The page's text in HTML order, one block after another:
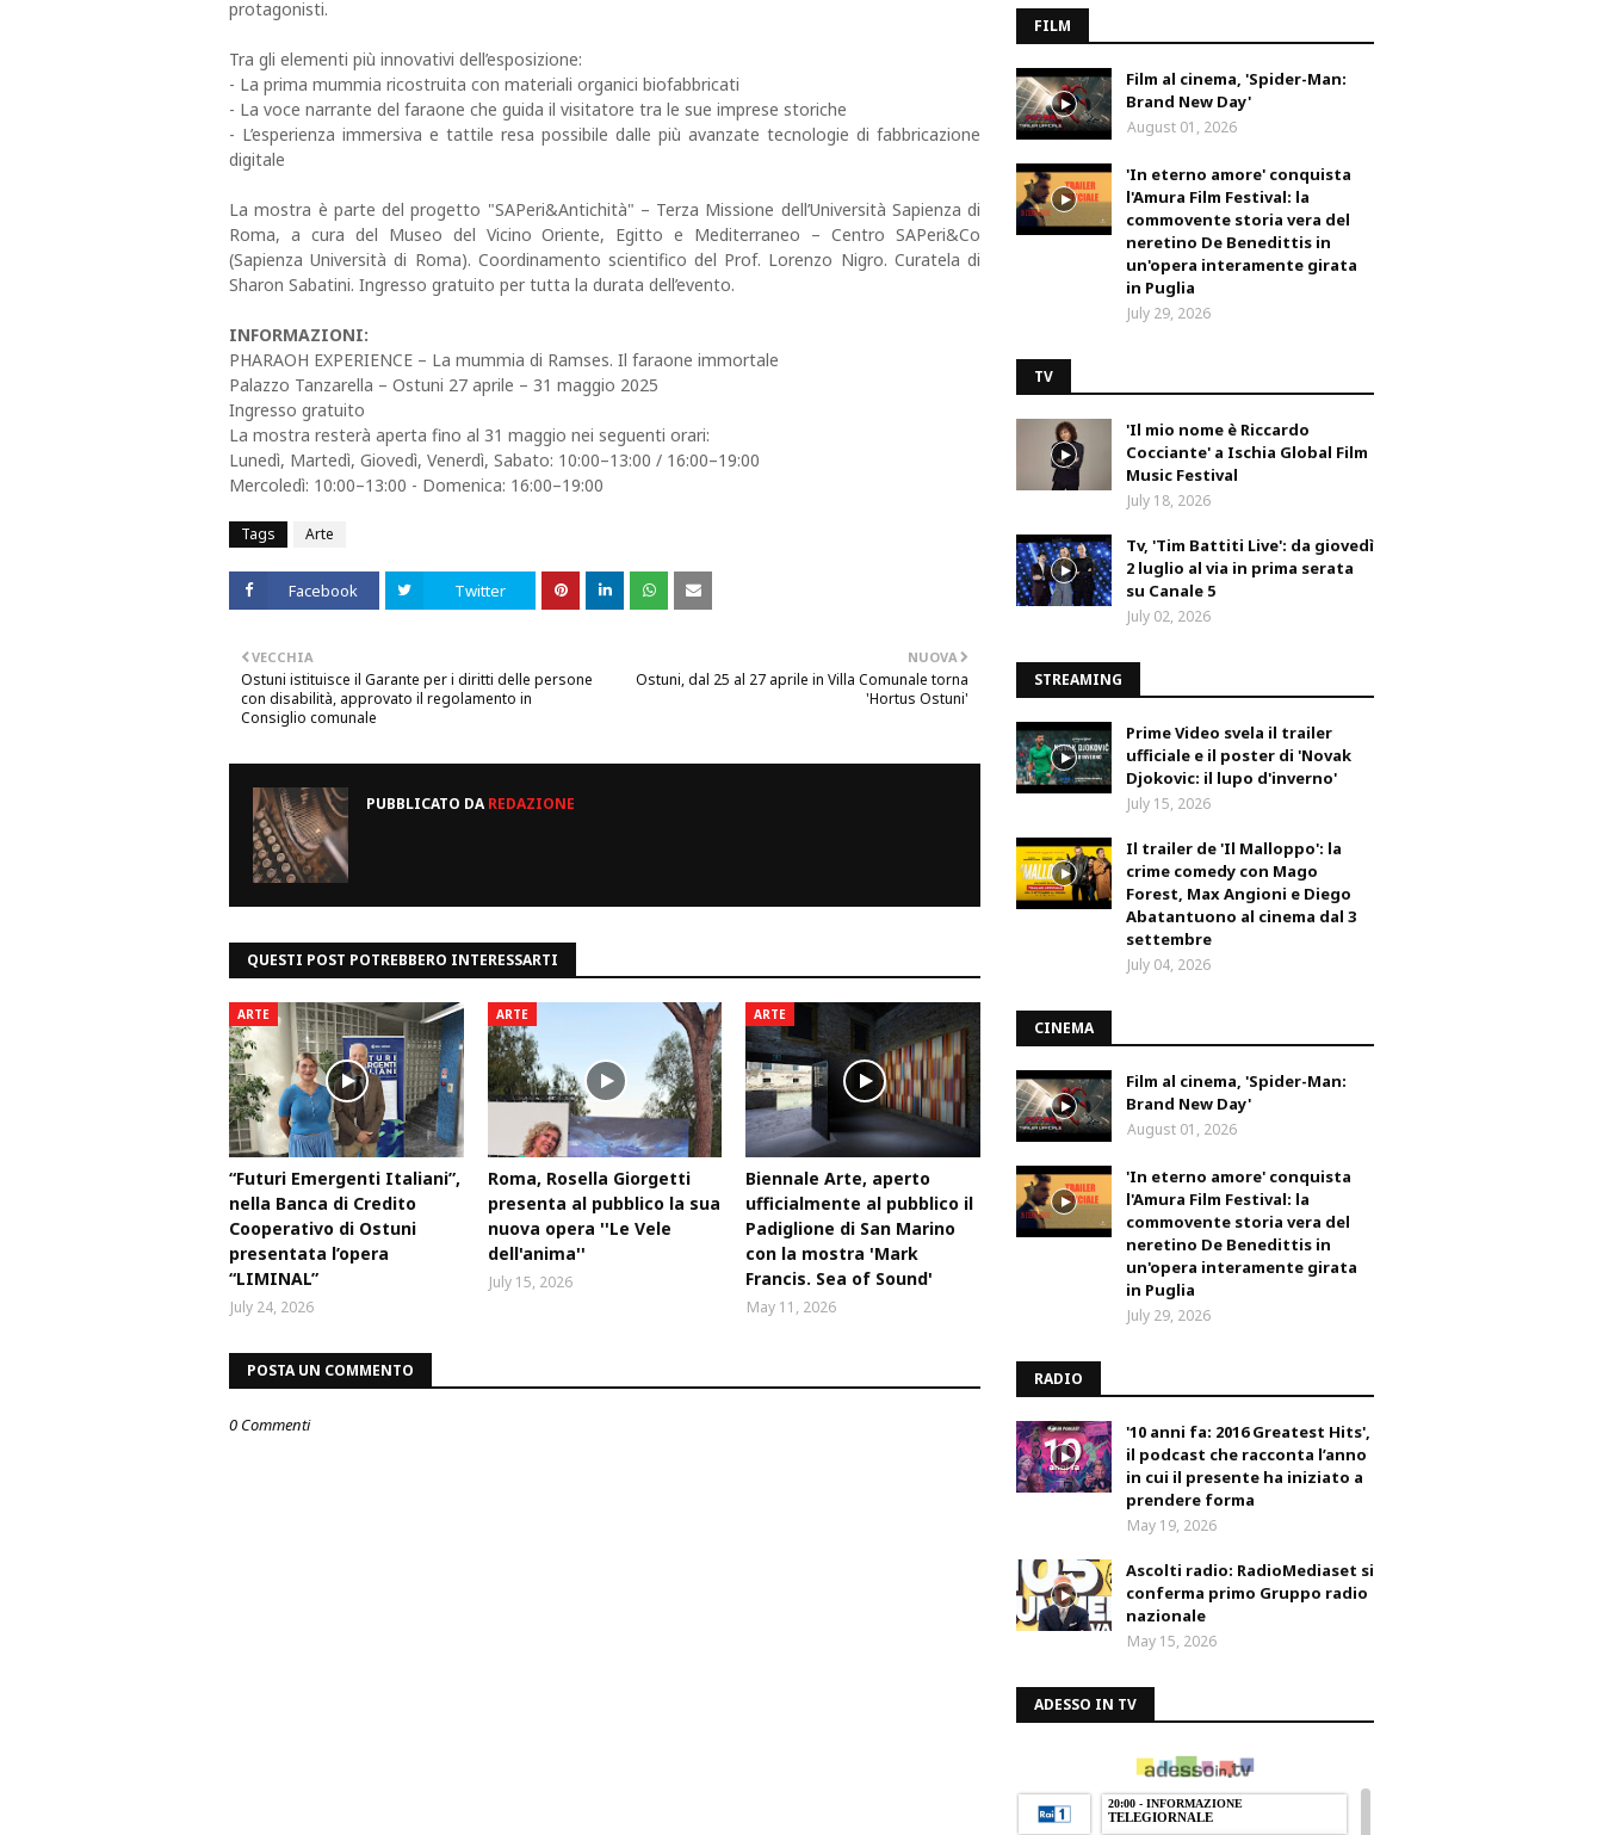
protagonisti.
Tra gli elementi più innovativi dell’esposizione:
- La prima mummia ricostruita con materiali organici biofabbricati
- La voce narrante del faraone che guida il visitatore tra le sue imprese storiche
- L’esperienza immersiva e tattile resa possibile dalle più avanzate tecnologie di fabbricazione
digitale
La mostra è parte del progetto "SAPeri&Antichità" – Terza Missione dell’Università Sapienza di
Roma, a cura del Museo del Vicino Oriente, Egitto e Mediterraneo – Centro SAPeri&Co
(Sapienza Università di Roma). Coordinamento scientifico del Prof. Lorenzo Nigro. Curatela di
Sharon Sabatini. Ingresso gratuito per tutta la durata dell’evento.
INFORMAZIONI:
PHARAOH EXPERIENCE – La mummia di Ramses. Il faraone immortale
Palazzo Tanzarella – Ostuni 27 aprile – 31 maggio 2025
Ingresso gratuito
La mostra resterà aperta fino al 31 maggio nei seguenti orari:
Lunedì, Martedì, Giovedì, Venerdì, Sabato: 10:00–13:00 / 16:00–19:00
Mercoledì: 10:00–13:00 - Domenica: 16:00–19:00
Tags Arte
Facebook Twitter
NUOVA
Ostuni, dal 25 al 27 aprile in Villa Comunale torna
'Hortus Ostuni'
VECCHIA
Ostuni istituisce il Garante per i diritti delle persone
con disabilità, approvato il regolamento in
Consiglio comunale
PUBBLICATO DAREDAZIONE
QUESTI POST POTREBBERO INTERESSARTI
ARTE
“Futuri Emergenti Italiani”,
nella Banca di Credito
Cooperativo di Ostuni
presentata l’opera
“LIMINAL”
July 24, 2026
ARTE
Roma, Rosella Giorgetti
presenta al pubblico la sua
nuova opera ''Le Vele
dell'anima''
July 15, 2026
ARTE
Biennale Arte, aperto
ufficialmente al pubblico il
Padiglione di San Marino
con la mostra 'Mark
Francis. Sea of Sound'
May 11, 2026
POSTA UN COMMENTO
0 Commenti
FILM
Film al cinema, 'Spider-Man:
Brand New Day'
August 01, 2026
'In eterno amore' conquista
l'Amura Film Festival: la
commovente storia vera del
neretino De Benedittis in
un'opera interamente girata
in Puglia
July 29, 2026
TV
'Il mio nome è Riccardo
Cocciante' a Ischia Global Film
Music Festival
July 18, 2026
Tv, 'Tim Battiti Live': da giovedì
2 luglio al via in prima serata
su Canale 5
July 02, 2026
STREAMING
Prime Video svela il trailer
ufficiale e il poster di 'Novak
Djokovic: il lupo d'inverno'
July 15, 2026
Il trailer de 'Il Malloppo': la
crime comedy con Mago
Forest, Max Angioni e Diego
Abatantuono al cinema dal 3
settembre
July 04, 2026
CINEMA
Film al cinema, 'Spider-Man:
Brand New Day'
August 01, 2026
'In eterno amore' conquista
l'Amura Film Festival: la
commovente storia vera del
neretino De Benedittis in
un'opera interamente girata
in Puglia
July 29, 2026
RADIO
'10 anni fa: 2016 Greatest Hits',
il podcast che racconta l’anno
in cui il presente ha iniziato a
prendere forma
May 19, 2026
Ascolti radio: RadioMediaset si
conferma primo Gruppo radio
nazionale
May 15, 2026
ADESSO IN TV